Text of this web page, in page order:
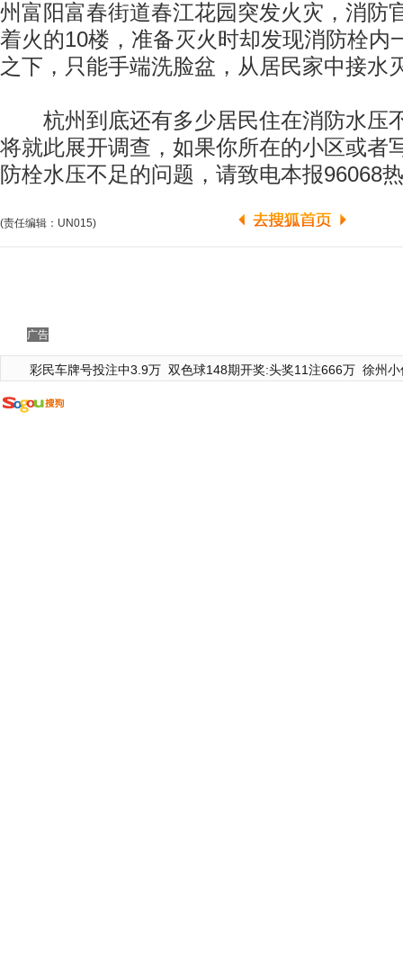
州富阳富春街道春江花园突发火灾，消防
着火的10楼，准备灭火时却发现消防栓内
之下，只能手端洗脸盆，从居民家中接水
杭州到底还有多少居民住在消防水压
将就此展开调查，如果你所在的小区或者
防栓水压不足的问题，请致电本报96068
(责任编辑：UN015)
广告
彩民车牌号投注中3.9万 双色球148期开奖:头奖11注666万 徐州